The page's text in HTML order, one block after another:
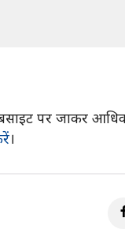
पर जाकर
।